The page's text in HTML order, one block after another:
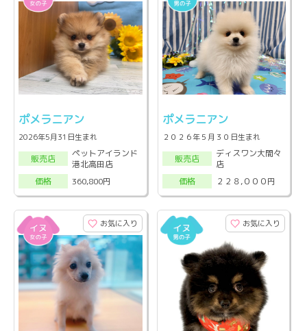
ポメラニアン
2026年5月31日生まれ
販売店
ペットアイランド
港北高田店
価格
360,800円
ポメラニアン
２０２６年５月３０日生まれ
販売店
ディスワン大間々
店
価格
２２８,０００円
お気に入り お気に入り